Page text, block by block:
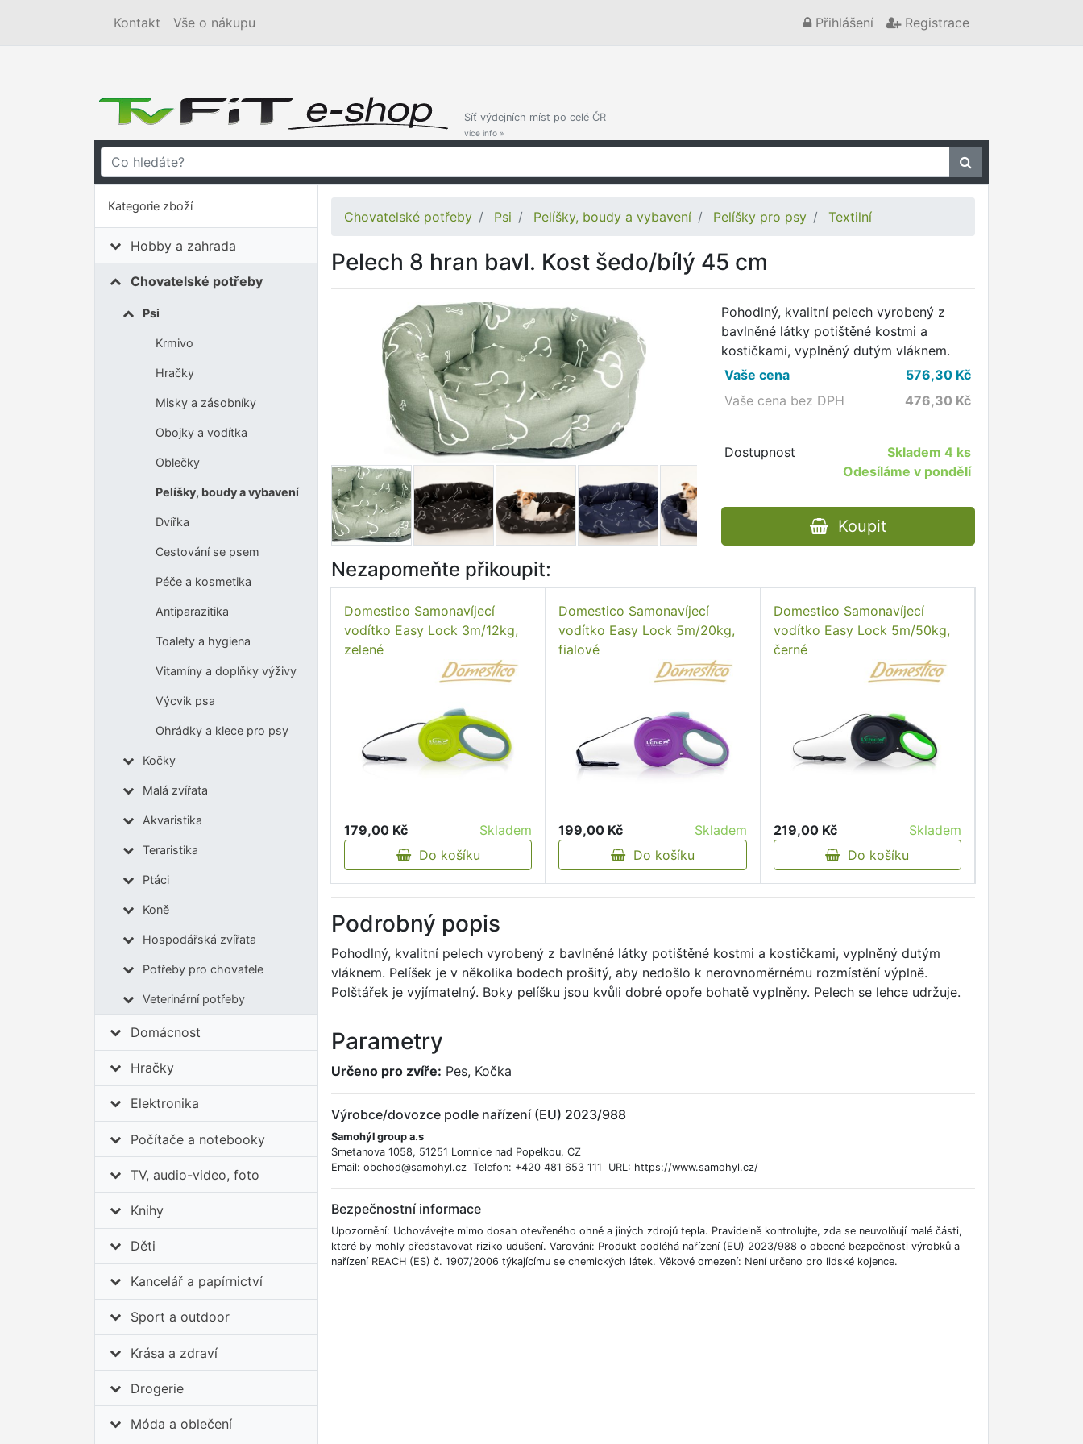
Kontakt Vše o nákupu Přihlášení Registrace
Síť výdejních míst po celé ČR
více info »
Kategorie zboží
Hobby a zahrada
Chovatelské potřeby
Psi
Krmivo
Hračky
Misky a zásobníky
Obojky a vodítka
Oblečky
Pelíšky, boudy a vybavení
Dvířka
Cestování se psem
Péče a kosmetika
Antiparazitika
Toalety a hygiena
Vitamíny a doplňky výživy
Výcvik psa
Ohrádky a klece pro psy
Kočky
Malá zvířata
Akvaristika
Teraristika
Ptáci
Koně
Hospodářská zvířata
Potřeby pro chovatele
Veterinární potřeby
Domácnost
Hračky
Elektronika
Počítače a notebooky
TV, audio-video, foto
Knihy
Děti
Kancelář a papírnictví
Sport a outdoor
Krása a zdraví
Drogerie
Móda a oblečení
Chovatelské potřeby Psi Pelíšky, boudy a vybavení Pelíšky pro psy Textilní
Pelech 8 hran bavl. Kost šedo/bílý 45 cm
Pohodlný, kvalitní pelech vyrobený z
bavlněné látky potištěné kostmi a
kostičkami, vyplněný dutým vláknem.
Vaše cena
576,30Kč
Vaše cena bez DPH
476,30 Kč
Dostupnost Skladem 4 ks
Odesíláme v pondělí
Koupit
Nezapomeňte přikoupit:
Domestico Samonavíjecí
vodítko Easy Lock 3m/12kg,
zelené
179,00 Kč
Skladem
Do košíku
Domestico Samonavíjecí
vodítko Easy Lock 5m/20kg,
fialové
199,00 Kč
Skladem
Do košíku
Domestico Samonavíjecí
vodítko Easy Lock 5m/50kg,
černé
219,00 Kč
Skladem
Do košíku
Podrobný popis
Pohodlný, kvalitní pelech vyrobený z bavlněné látky potištěné kostmi a kostičkami, vyplněný dutým
vláknem. Pelíšek je v několika bodech prošitý, aby nedošlo k nerovnoměrnému rozmístění výplně.
Polštářek je vyjímatelný. Boky pelíšku jsou kvůli dobré opoře bohatě vyplněny. Pelech se lehce udržuje.
Parametry
Určeno pro zvíře: Pes, Kočka
Výrobce/dovozce podle nařízení (EU) 2023/988
Samohýl group a.s
Smetanova 1058, 51251 Lomnice nad Popelkou, CZ
Email: obchod@samohyl.cz Telefon: +420 481 653 111 URL: https://www.samohyl.cz/
Bezpečnostní informace
Upozornění: Uchovávejte mimo dosah otevřeného ohně a jiných zdrojů tepla. Pravidelně kontrolujte, zda se neuvolňují malé části,
které by mohly představovat riziko udušení. Varování: Produkt podléhá nařízení (EU) 2023/988 o obecné bezpečnosti výrobků a
nařízení REACH (ES) č. 1907/2006 týkajícímu se chemických látek. Věkové omezení: Není určeno pro lidské kojence.